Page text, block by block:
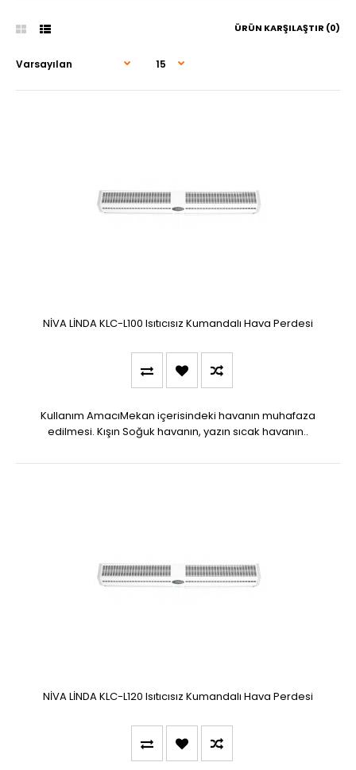
ÜRÜN KARŞILAŞTIR (0)
NİVA LİNDA KLC-L100 Isıtıcısız Kumandalı Hava Perdesi
Kullanım AmacıMekan içerisindeki havanın muhafaza
edilmesi. Kışın Soğuk havanın, yazın sıcak havanın..
NİVA LİNDA KLC-L120 Isıtıcısız Kumandalı Hava Perdesi